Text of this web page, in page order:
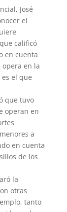
José
el
calificó
en cuenta
en la
el que
que tuvo
operan en
a
en cuenta
de los
la
otras
tanto